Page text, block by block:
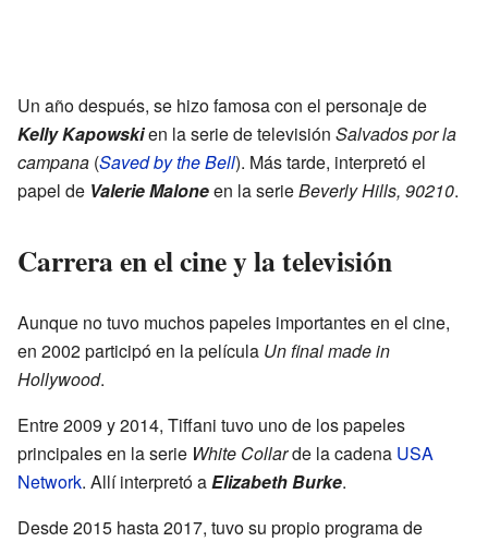
Un año después, se hizo famosa con el personaje de
Kelly Kapowskien la serie de televisión Salvados por la
campana (Saved by the Bell). Más tarde, interpretó el
papel de Valerie Maloneen la serieBeverly Hills, 90210.
Carrera en el cine y la televisión
Aunque no tuvo muchos papeles importantes en el cine,
en 2002 participó en la película Un final made in
Hollywood.
Entre 2009 y 2014, Tiffani tuvo uno de los papeles
principales en la serie White Collarde la cadena USA
Network. Allí interpretó aElizabeth Burke.
Desde 2015 hasta 2017, tuvo su propio programa de